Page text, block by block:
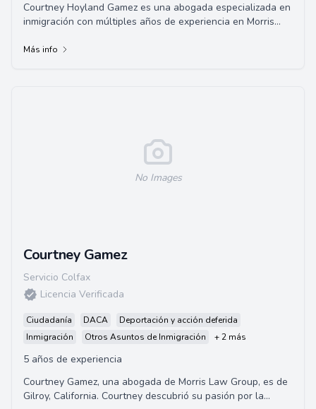
Courtney Hoyland Gamez es una abogada especializada en
inmigración con múltiples años de experiencia en Morris
Más info
No Images
Courtney Gamez
Servicio Colfax
Licencia Verificada
Ciudadanía DACA
Deportación y acción deferida
Inmigración
Otros Asuntos de Inmigración + 2 más
5 años de experiencia
Courtney Gamez, una abogada de Morris Law Group, es de
Gilroy, California. Courtney descubrió su pasión por la